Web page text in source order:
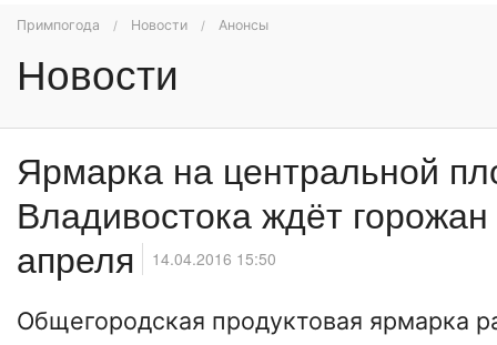
Примпогода Новости Анонсы
Новости
Ярмарка на центральной
Владивостока ждёт
апреля
14.04.2016 15:50
Общегородская продуктовая ярмарка